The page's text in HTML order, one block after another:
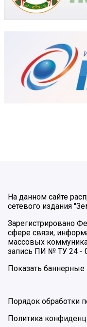
На данном сайте
сетевого издания
Зарегистрировано
сфере связи,
массовых
запись ПИ № ТУ 24 -
Показать баннерные
Порядок обработки
Политика